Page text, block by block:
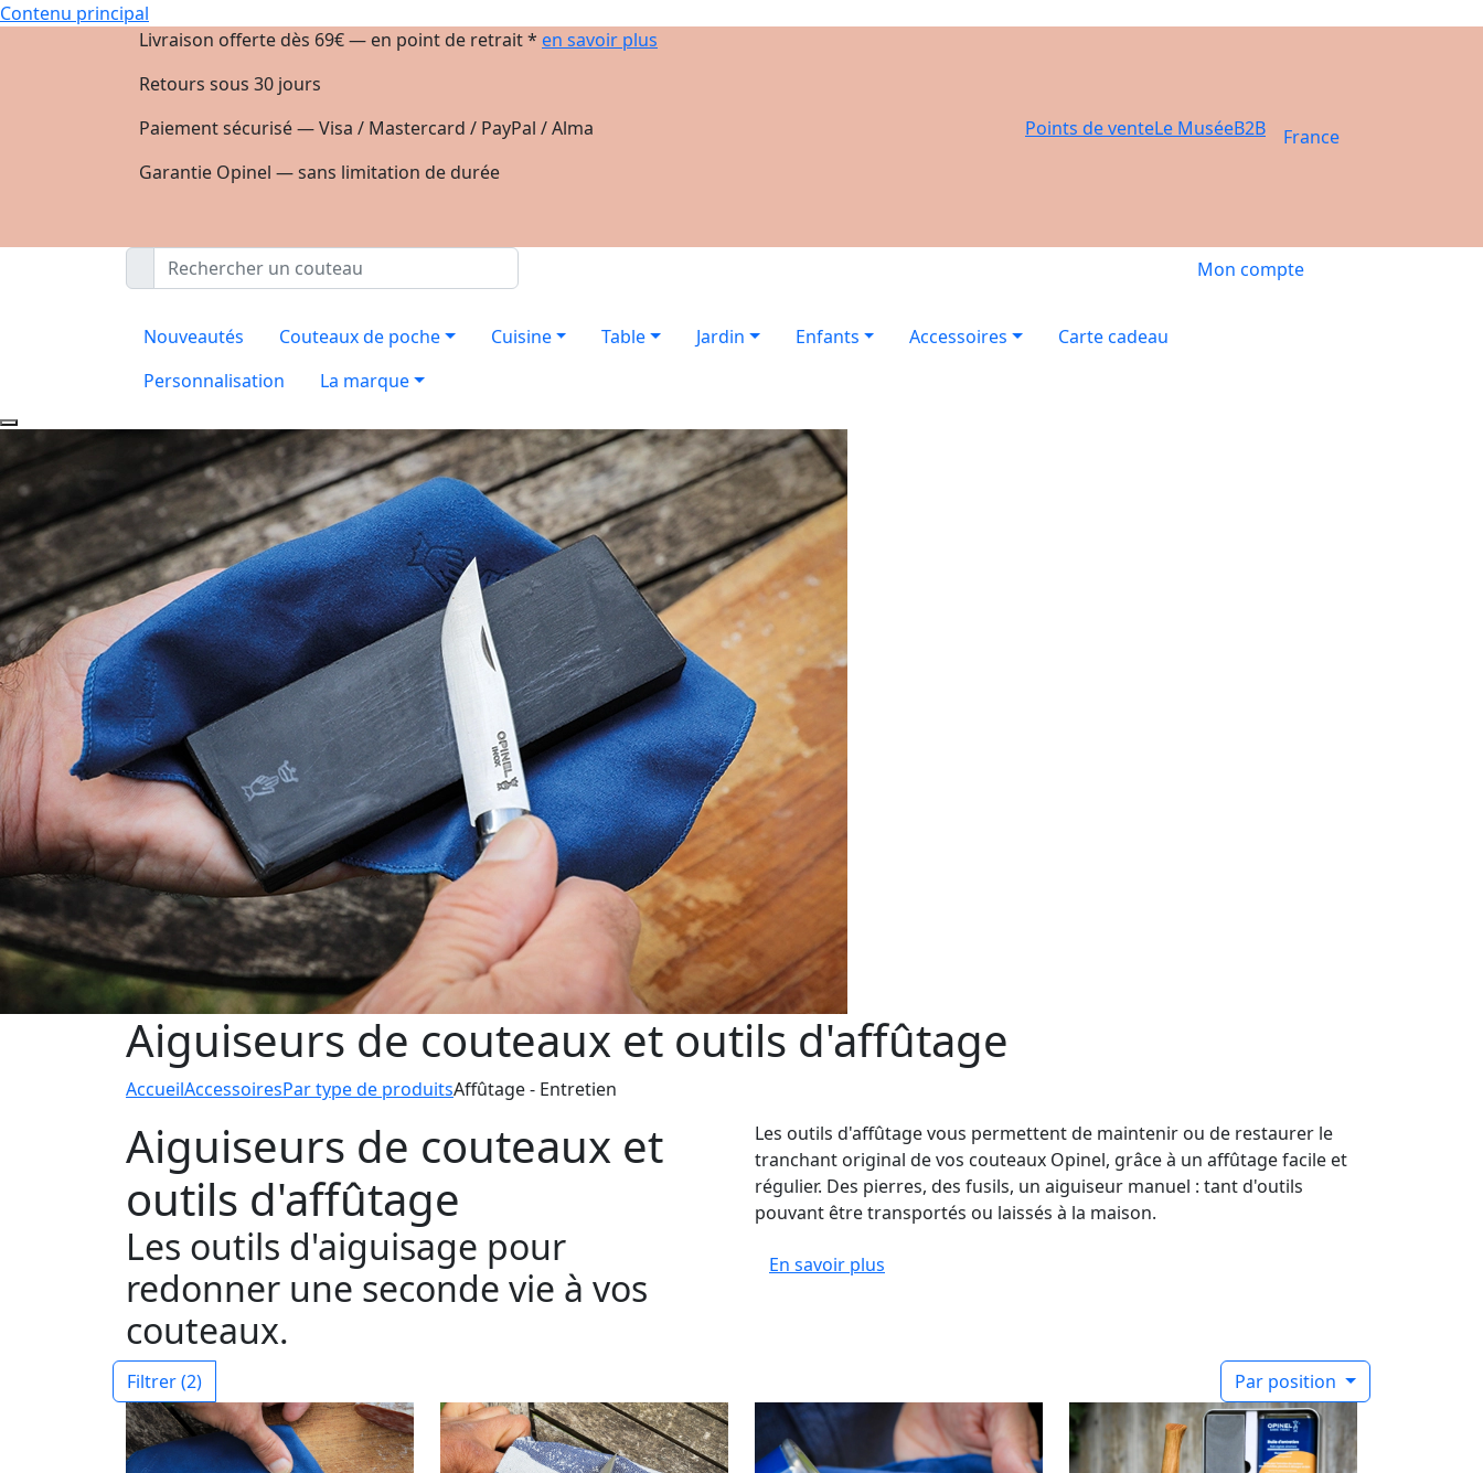
Contenu principal
Livraison offerte dès 69€ — en point de retrait * en savoir plus
Retours sous 30 jours
Paiement sécurisé — Visa / Mastercard / PayPal / Alma
Garantie Opinel — sans limitation de durée
Points de venteLe MuséeB2B France
Mon compte
Nouveautés Couteaux de poche Cuisine Table Jardin Enfants Accessoires
Carte cadeau
Personnalisation
La marque
Aiguiseurs de couteaux et outils d'affûtage
AccueilAccessoiresPar type de produitsAffûtage - Entretien
Aiguiseurs de couteaux et
outils d'affûtage
Les outils d'aiguisage pour
redonner une seconde vie à vos
couteaux.
Les outils d'affûtage vous permettent de maintenir ou de restaurer le
tranchant original de vos couteaux Opinel, grâce à un affûtage facile et
régulier. Des pierres, des fusils, un aiguiseur manuel : tant d'outils
pouvant être transportés ou laissés à la maison.
En savoir plus
Filtrer(2) Par position